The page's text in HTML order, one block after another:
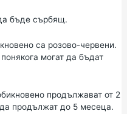
бъде сърбящ.
са розово-червени.
могат да бъдат
продължават от 2
продължат до 5 месеца.